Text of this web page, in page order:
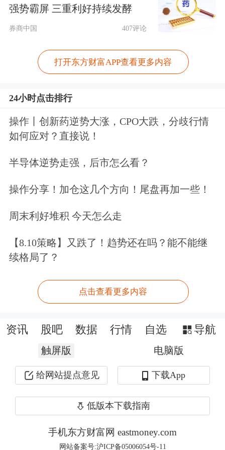
海。”他解释。
左侧布局，持股耐心充足、整体换手率
接受短期板块波动；同时做到主动分散
板块持仓，不押注单一热门赛道。
指出，若押注单一赛道需要降低选股标
准或者在细分赛道内做轮动，这与他关
注核心竞争力、关注长期目标的理念是
有结束的时候，能够精准而且多次逃
侧布局一些未来的潜在方向，以期能够
围绕“核心技术资源”选股
2026年科技细分行情切换频繁，但赵国
进始终坚守投资主线，不跟随市场热点
频繁调整持仓、切换赛道，选股逻辑长
期稳定，主要围绕企业“核心技术资
强势霸屏 三重利好持续发酵
券商中国 407评论
打开东方财富APP查看更多内容
24小时点击排行
操作丨创新药逆势大涨，CPO大跌，分歧行情
如何应对？直接说！
半导体逆势走强，后市怎么看？
操作分享！加仓这几个方向！尾盘再加一些！
周末利好堆积 今天怎么走
【8.10策略】又跌了！趋势还在吗？能不能继
续格局了？
点击查看更多内容
资讯 股吧 数据 行情 自选 导航
触屏版 电脑版
给网站提点意见 下载App
低版本下载指南
手机东方财富网 eastmoney.com
网站备案号:沪ICP备05006054号-11